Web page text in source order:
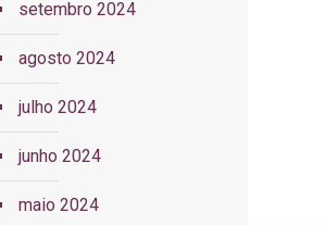
setembro 2024
agosto 2024
julho 2024
junho 2024
maio 2024